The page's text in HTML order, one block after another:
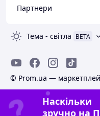
Партнери
Тема - світла BETA
© Prom.ua —
Наскільки
зручно на